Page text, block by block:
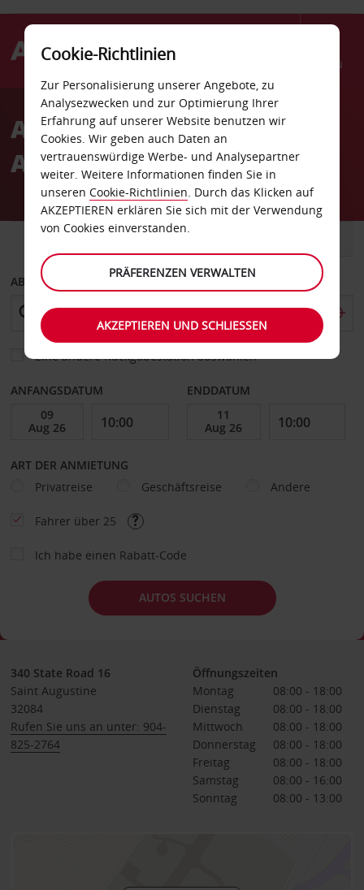
Menü
AvisAutovermietung St
Augustine
ABHOLEN VON
Eine andere Rückgabestation auswählen
ANFANGSDATUM ENDDATUM
ART DER ANMIETUNG
Privatreise
Geschäftsreise Andere
Fahrer über 25
Ich habe einen Rabatt-Code
AUTOS SUCHEN
340 State Road 16
Saint Augustine
32084
Rufen Sie uns an unter: 904-
825-2764
Öffnungszeiten
Montag
08:00 - 18:00
Dienstag
08:00 - 18:00
Mittwoch
08:00 - 18:00
Donnerstag
08:00 - 18:00
Freitag
08:00 - 18:00
Samstag
08:00 - 16:00
Sonntag
08:00 - 13:00
Cookie-Richtlinien
Zur Personalisierung unserer Angebote, zu
Analysezwecken und zur Optimierung Ihrer
Erfahrung auf unserer Website benutzen wir
Cookies. Wir geben auch Daten an
vertrauenswürdige Werbe- und Analysepartner
weiter. Weitere Informationen finden Sie in
unseren Cookie-Richtlinien. Durch das Klicken auf
AKZEPTIEREN erklären Sie sich mit der Verwendung
von Cookies einverstanden.
PRÄFERENZEN VERWALTEN
AKZEPTIEREN UND SCHLIESSEN